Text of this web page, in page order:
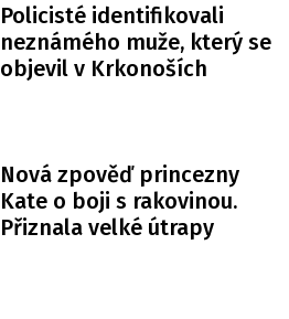
Policisté identifikovali
neznámého muže, který se
objevil v Krkonoších
Nová zpověď princezny
Kate o boji s rakovinou.
Přiznala velké útrapy